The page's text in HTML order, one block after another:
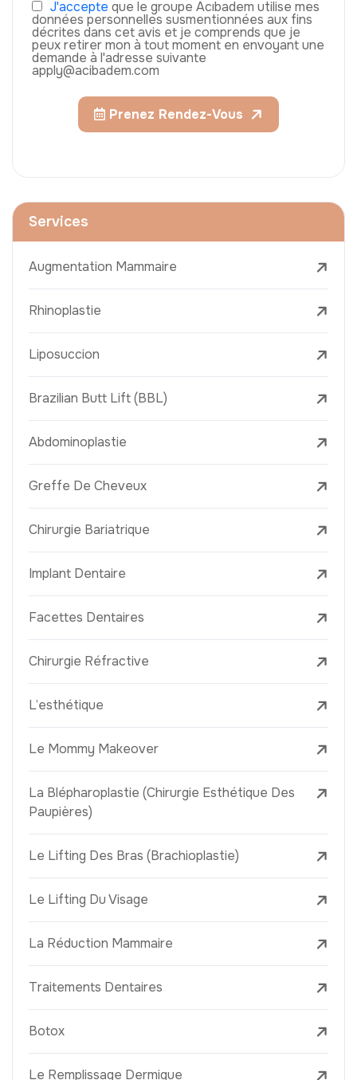
J'accepte que le groupe Acıbadem utilise mes
données personnelles susmentionnées aux fins
décrites dans cet avis et je comprends que je
peux retirer mon à tout moment en envoyant une
demande à l'adresse suivante
apply@acibadem.com
Prenez Rendez-Vous
Services
Augmentation Mammaire
Rhinoplastie
Liposuccion
Brazilian Butt Lift (BBL)
Abdominoplastie
Greffe De Cheveux
Chirurgie Bariatrique
Implant Dentaire
Facettes Dentaires
Chirurgie Réfractive
L’esthétique
Le Mommy Makeover
La Blépharoplastie (Chirurgie Esthétique Des
Paupières)
Le Lifting Des Bras (Brachioplastie)
Le Lifting Du Visage
La Réduction Mammaire
Traitements Dentaires
Botox
Le Remplissage Dermique